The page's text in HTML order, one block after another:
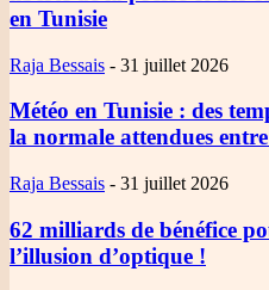
en Tunisie
Raja Bessais - 31 juillet 2026
Météo en Tunisie : des
la normale attendues
Raja Bessais - 31 juillet 2026
62 milliards de bénéfice
l’illusion d’optique !